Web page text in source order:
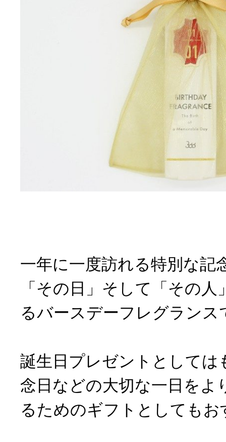
一年に一度訪れる特別な記
「その日」そして「その
るバースデーフレグランス
誕生日プレゼントとしては
念日などの大切な一日をよ
るためのギフトとしても